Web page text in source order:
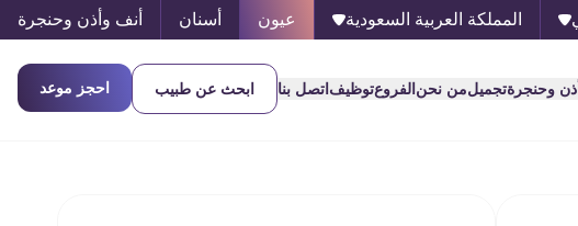
المملكة العربية السعودية عيون أسنان أنف وأذن وحنجرة
وحنجرةتجميلمن نحن الفروعتوظيف اتصل بنا ابحث عن طبيب احجز موعد